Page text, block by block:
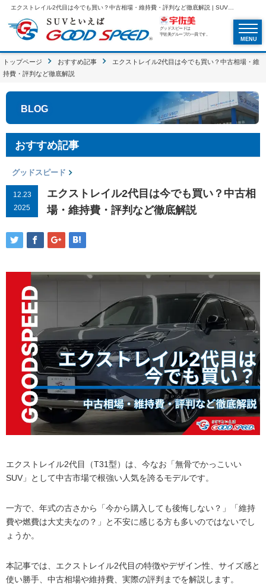
エクストレイル2代目は今でも買い？中古相場・維持費・評判など徹底解説 | SUVといえばグッドスピードGOOD SPEED
グッドスピードは
宇佐美グループの一員です。
MENU
トップページ おすすめ記事
エクストレイル2代目は今でも買い？中古相場・維
持費・評判など徹底解説
BLOG
おすすめ記事
グッドスピード
12.23
2025
エクストレイル2代目は今でも買い？中古相
場・維持費・評判など徹底解説
エクストレイル2代目（T31型）は、今なお「無骨でかっこいい
SUV」として中古市場で根強い人気を誇るモデルです。
一方で、年式の古さから「今から購入しても後悔しない？」「維持
費や燃費は大丈夫なの？」と不安に感じる方も多いのではないでし
ょうか。
本記事では、エクストレイル2代目の特徴やデザイン性、サイズ感と
使い勝手、中古相場や維持費、実際の評判までを解説します。